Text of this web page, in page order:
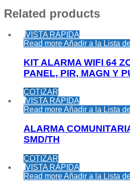
Related products
VISTA RÁPIDA
Read moreAñadir a la Lista
KIT ALARMA WIFI 64
PANEL, PIR, MAGN Y
COTIZAR
VISTA RÁPIDA
Read moreAñadir a la Lista
ALARMA
SMD/TH
COTIZAR
VISTA RÁPIDA
Read moreAñadir a la Lista